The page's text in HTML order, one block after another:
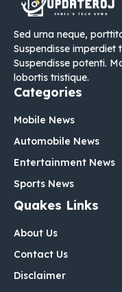
Sed urna neque,
Suspendisse imperdiet
Suspendisse potenti.
lobortis tristique.
Categories
Mobile News
Automobile News
Entertainment News
Sports News
Quakes Links
About Us
Contact Us
Disclaimer